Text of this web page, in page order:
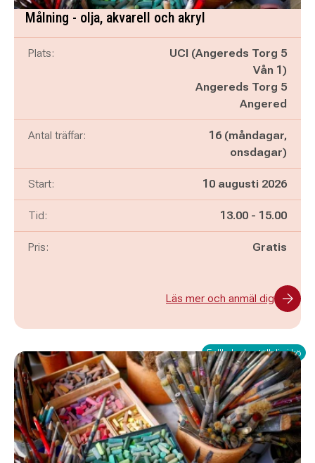
Målning - olja, akvarell och akryl
Plats:
UCI (Angereds Torg 5
Vån 1)
Angereds Torg 5
Angered
Antal träffar:
16 (måndagar,
onsdagar)
Start: 10 augusti 2026
Tid: Pågår mellan
13.00 - och
15.00
Pris: Gratis
Läs mer och anmäl dig
Fullbokad - ställ dig i kö